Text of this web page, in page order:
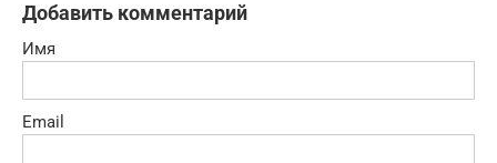
Добавить комментарий
Имя
Email